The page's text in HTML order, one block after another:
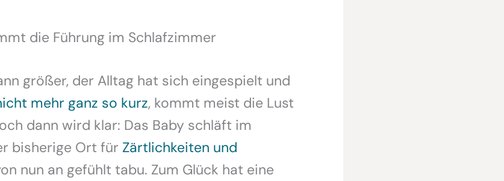
die Führung im Schlafzimmer
größer, der Alltag hat sich eingespielt und
mehr ganz so kurz, kommt meist die Lust
dann wird klar: Das Baby schläft im
bisherige Ort für Zärtlichkeiten und
nun an gefühlt tabu. Zum Glück hat eine